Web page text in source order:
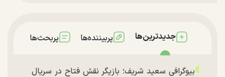
جدیدترین‌ها پربیننده‌ها پربحث‌ها
بیوگرافی سعید شریف؛ بازیگر نقش فتاح در سریال